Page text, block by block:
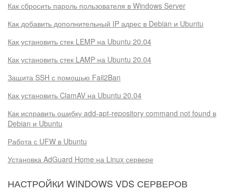
Как сбросить пароль пользователя в Windows Server
Как добавить дополнительный IP адрес в Debian и Ubuntu
Как установить стек LEMP на Ubuntu 20.04
Как установить стек LAMP на Ubuntu 20.04
Защита SSH с помощью Fail2Ban
Как установить ClamAV на Ubuntu 20.04
Как исправить ошибку add-apt-repository command not found в
Debian и Ubuntu
Работа с UFW в Ubuntu
Установка AdGuard Home на Linux сервере
НАСТРОЙКИ WINDOWS VDS СЕРВЕРОВ